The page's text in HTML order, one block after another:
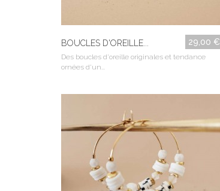
BOUCLES D'OREILLE... 29,00 €
Des boucles d'oreille originales et tendance
ornées d'un...